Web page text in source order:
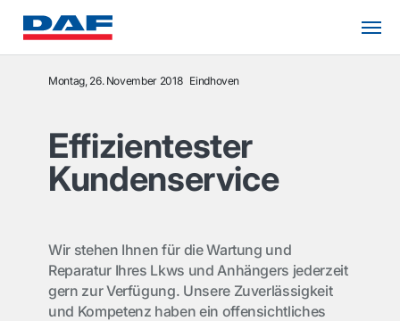
Montag, 26. November 2018 Eindhoven
Effizientester
Kundenservice
Wir stehen Ihnen für die Wartung und
Reparatur Ihres Lkws und Anhängers jederzeit
gern zur Verfügung. Unsere Zuverlässigkeit
und Kompetenz haben ein offensichtliches